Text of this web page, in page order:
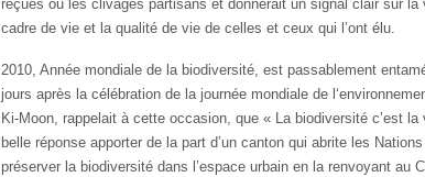
reçues ou les clivages partisans et donnerait un signal clair sur
cadre de vie et la qualité de vie de celles et ceux qui l’ont élu.
2010, Année mondiale de la biodiversité, est passablement
jours après la célébration de la journée mondiale de
Ki-Moon, rappelait à cette occasion, que « La biodiversité c’est
belle réponse apporter de la part d’un canton qui abrite les
préserver la biodiversité dans l’espace urbain en la renvoyant au